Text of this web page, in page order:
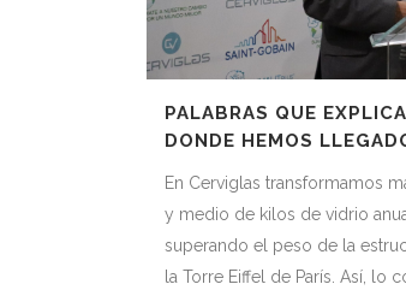
PALABRAS QUE
DONDE HEMOS
En Cerviglas transformamos
y medio de kilos de vidrio
superando el peso de la
la Torre Eiffel de París. Así, lo